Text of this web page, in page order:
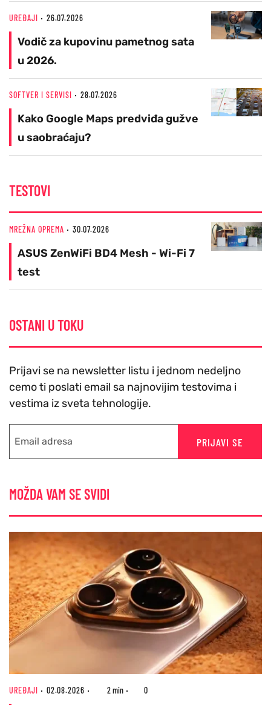
UREĐAJI 26.07.2026
Vodič za kupovinu pametnog sata
u 2026.
SOFTVER I SERVISI 28.07.2026
Kako Google Maps predviđa gužve
u saobraćaju?
TESTOVI
MREŽNA OPREMA 30.07.2026
ASUS ZenWiFi BD4 Mesh - Wi-Fi 7
test
OSTANI U TOKU
Prijavi se na newsletter listu i jednom nedeljno
cemo ti poslati email sa najnovijim testovima i
vestima iz sveta tehnologije.
PRIJAVI SE
MOŽDA VAM SE SVIDI
UREĐAJI 02.08.2026 2 min 0